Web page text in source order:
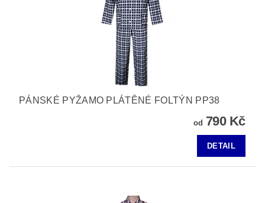
PÁNSKÉ PYŽAMO PLÁTĚNÉ FOLTÝN PP38
od 790 Kč
DETAIL